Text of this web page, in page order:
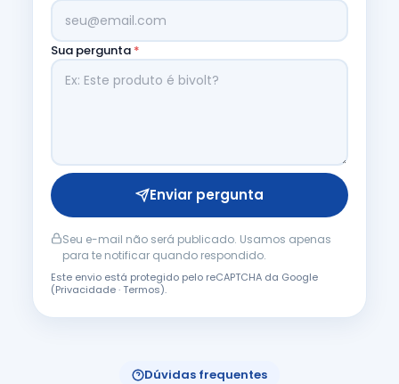
Sua pergunta *
Enviar pergunta
Seu e-mail não será publicado. Usamos apenas
para te notificar quando respondido.
Este envio está protegido pelo reCAPTCHA da Google
(Privacidade·Termos).
Dúvidas frequentes